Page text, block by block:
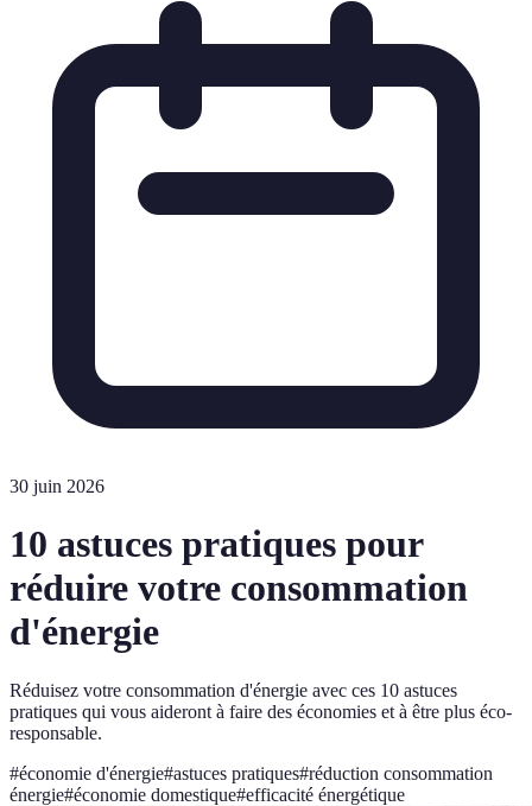
30 juin 2026
10 astuces pratiques pour
réduire votre consommation
d'énergie
Réduisez votre consommation d'énergie avec ces 10 astuces
pratiques qui vous aideront à faire des économies et à être plus éco-
responsable.
#économie d'énergie#astuces pratiques#réduction consommation
énergie#économie domestique#efficacité énergétique